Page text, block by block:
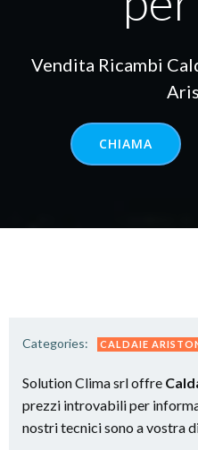
Vendita Ricambi
CHIAMA
Categories: CALDAIE
Solution Clima srl offre
prezzi introvabili per
nostri tecnici sono a vostra